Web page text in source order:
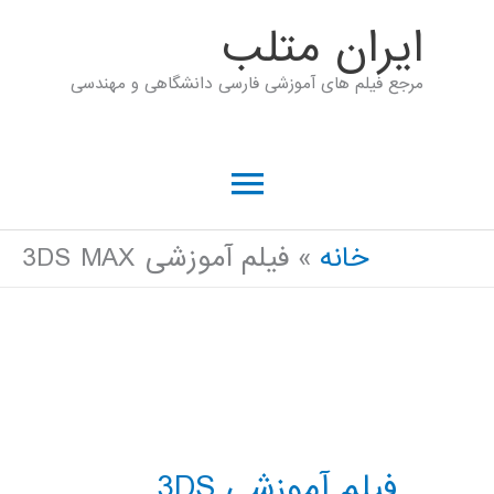
ايران متلب
مرجع فیلم های آموزشی فارسی دانشگاهی و مهندسی
فهرست
اصلی
خانه فیلم آموزشی 3DS MAX